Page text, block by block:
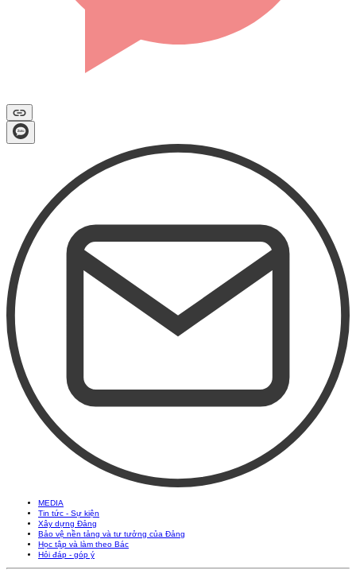
MEDIA
Tin tức - Sự kiện
Xây dựng Đảng
Bảo vệ nền tảng và tư tưởng của Đảng
Học tập và làm theo Bác
Hỏi đáp - góp ý